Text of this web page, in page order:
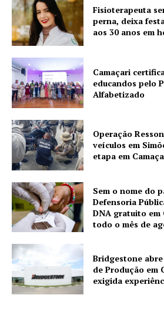
Fisioterapeuta
perna, deixa
aos 30 anos em
Camaçari
educandos pelo
Alfabetizado
Operação
veículos em
etapa em
Sem o nome do
Defensoria
DNA gratuito em
todo o mês de
Bridgestone
de Produção em
exigida